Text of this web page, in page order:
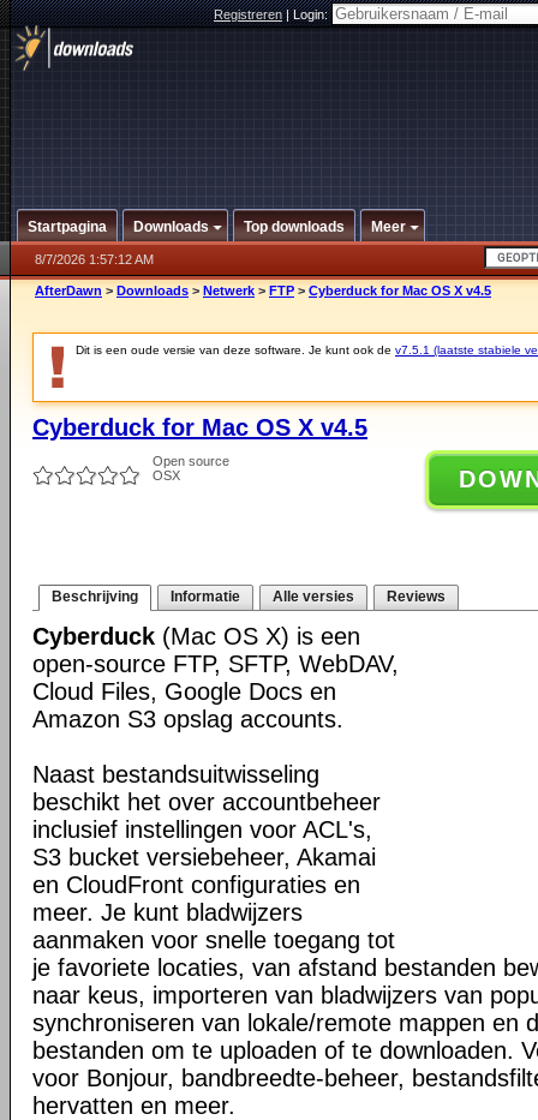
Registreren|Login:
Startpagina Downloads Top downloads Meer
8/7/2026 1:57:12 AM
AfterDawn > Downloads > Netwerk > FTP > Cyberduck for Mac OS X v4.5
Dit is een oude versie van deze software. Je kunt ook de v7.5.1 (laatste stabiele
Cyberduck for Mac OS X v4.5
Open source
OSX
Beschrijving Informatie Alle versies Reviews
Cyberduck (Mac OS X) is een
open-source FTP, SFTP, WebDAV,
Cloud Files, Google Docs en
Amazon S3 opslag accounts.
Naast bestandsuitwisseling
beschikt het over accountbeheer
inclusief instellingen voor ACL's,
S3 bucket versiebeheer, Akamai
en CloudFront configuraties en
meer. Je kunt bladwijzers
aanmaken voor snelle toegang tot
je favoriete locaties, van afstand bestanden
naar keus, importeren van bladwijzers van
synchroniseren van lokale/remote mappen en
bestanden om te uploaden of te downloaden.
voor Bonjour, bandbreedte-beheer,
hervatten en meer.